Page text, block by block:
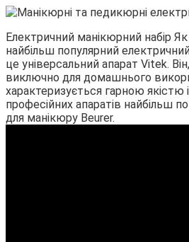
Електричний манікюрний набір
найбільш популярний
це універсальний апарат Vitek.
виключно для домашнього
характеризується гарною
професійних апаратів найбільш
для манікюру Beurer.